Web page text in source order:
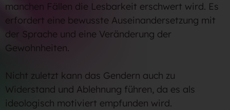
manchen Fällen die Lesbarkeit erschwert wird. Es
erfordert eine bewusste Auseinandersetzung mit
der Sprache und eine Veränderung der
Gewohnheiten.
Nicht zuletzt kann das Gendern auch zu
Widerstand und Ablehnung führen, da es als
ideologisch motiviert empfunden wird.